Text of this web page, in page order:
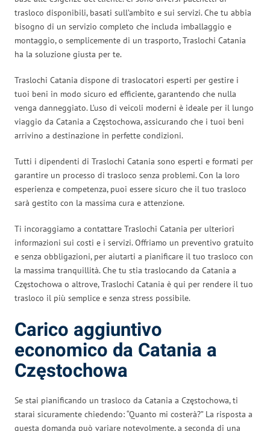
trasloco disponibili, basati sull’ambito e sui servizi. Che tu abbia
bisogno di un servizio completo che includa imballaggio e
montaggio, o semplicemente di un trasporto, Traslochi Catania
ha la soluzione giusta per te.
Traslochi Catania dispone di traslocatori esperti per gestire i
tuoi beni in modo sicuro ed efficiente, garantendo che nulla
venga danneggiato. L’uso di veicoli moderni è ideale per il lungo
viaggio da Catania a Częstochowa, assicurando che i tuoi beni
arrivino a destinazione in perfette condizioni.
Tutti i dipendenti di Traslochi Catania sono esperti e formati per
garantire un processo di trasloco senza problemi. Con la loro
esperienza e competenza, puoi essere sicuro che il tuo trasloco
sarà gestito con la massima cura e attenzione.
Ti incoraggiamo a contattare Traslochi Catania per ulteriori
informazioni sui costi e i servizi. Offriamo un preventivo gratuito
e senza obbligazioni, per aiutarti a pianificare il tuo trasloco con
la massima tranquillità. Che tu stia traslocando da Catania a
Częstochowa o altrove, Traslochi Catania è qui per rendere il tuo
trasloco il più semplice e senza stress possibile.
Carico aggiuntivo
economico da Catania a
Częstochowa
Se stai pianificando un trasloco da Catania a Częstochowa, ti
starai sicuramente chiedendo: “Quanto mi costerà?” La risposta a
questa domanda può variare notevolmente, a seconda di una